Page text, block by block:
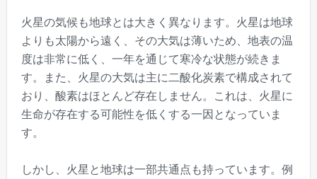
火星の気候も地球とは大きく異なります。火星は地球
よりも太陽から遠く、その大気は薄いため、地表の温
度は非常に低く、一年を通じて寒冷な状態が続きま
す。また、火星の大気は主に二酸化炭素で構成されて
おり、酸素はほとんど存在しません。これは、火星に
生命が存在する可能性を低くする一因となっていま
す。
しかし、火星と地球は一部共通点も持っています。例